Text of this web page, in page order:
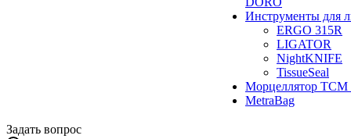
Инструменты для
ERGO 315R
LIGATOR
NightKNIFE
TissueSeal
Морцеллятор ТСМ
MetraBag
Задать вопрос